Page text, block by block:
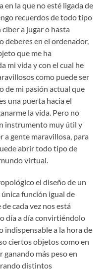
en la que no esté ligada de
recuerdos de todo tipo
a jugar o hasta
deberes en el ordenador,
que me ha
mi vida y con el cual he
como puede ser
de mi pasión actual que
una puerta hacia el
la vida. Pero no
instrumento muy útil y
a gente maravillosa, para
abrir todo tipo de
virtual.
el diseño de un
función igual de
cada vez nos está
día a día convirtiéndolo
indispensable a la hora de
ciertos objetos como en
ganando más peso en
distintos